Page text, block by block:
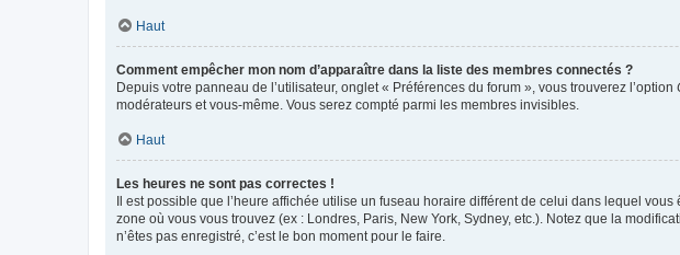
Haut
Comment empêcher mon nom d’apparaître dans la liste des membres connectés ?
Depuis votre panneau de l’utilisateur, onglet « Préférences du forum », vous trouverez l’option
modérateurs et vous-même. Vous serez compté parmi les membres invisibles.
Haut
Les heures ne sont pas correctes !
Il est possible que l’heure affichée utilise un fuseau horaire différent de celui dans lequel vous
zone où vous vous trouvez (ex : Londres, Paris, New York, Sydney, etc.). Notez que la
n’êtes pas enregistré, c’est le bon moment pour le faire.